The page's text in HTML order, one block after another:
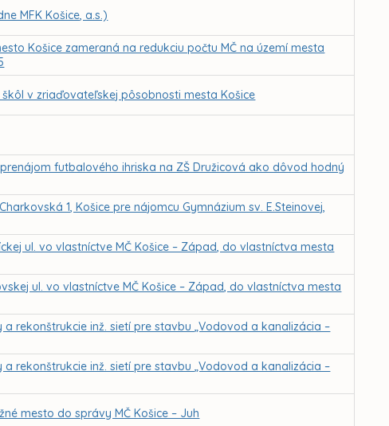
MFK Košice, a.s.)
Košice zameraná na redukciu počtu MČ na území mesta
v zriaďovateľskej pôsobnosti mesta Košice
prenájom futbalového ihriska na ZŠ Družicová ako dôvod hodný
1, Košice pre nájomcu Gymnázium sv. E.Steinovej,
ul. vo vlastníctve MČ Košice – Západ, do vlastníctva mesta
ul. vo vlastníctve MČ Košice – Západ, do vlastníctva mesta
rekonštrukcie inž. sietí pre stavbu „Vodovod a kanalizácia –
rekonštrukcie inž. sietí pre stavbu „Vodovod a kanalizácia –
mesto do správy MČ Košice – Juh